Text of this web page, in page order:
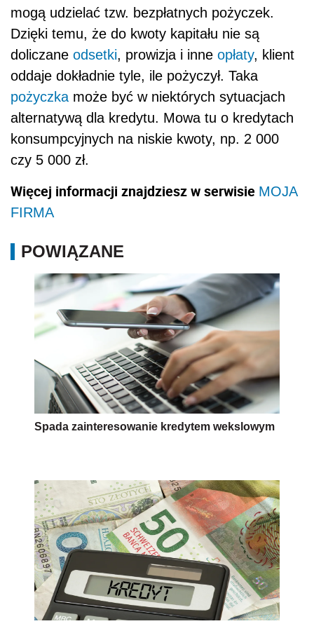
mogą udzielać tzw. bezpłatnych pożyczek.
Dzięki temu, że do kwoty kapitału nie są
doliczane odsetki, prowizja i inne opłaty, klient
oddaje dokładnie tyle, ile pożyczył. Taka
pożyczka może być w niektórych sytuacjach
alternatywą dla kredytu. Mowa tu o kredytach
konsumpcyjnych na niskie kwoty, np. 2 000
czy 5 000 zł.
Więcej informacji znajdziesz w serwisie MOJA
FIRMA
POWIĄZANE
Spada zainteresowanie kredytem wekslowym